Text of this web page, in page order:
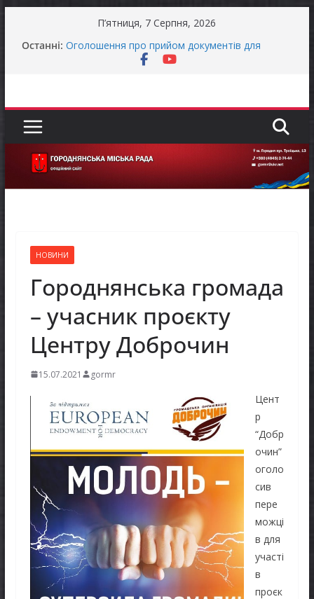
П’ятниця, 7 Серпня, 2026
Останні: Оголошення про прийом документів для
присудження Премії Кабінету Міністрів України
Продовжується реалізація програми «Діалог
Батьки майбутніх першокласників уже можуть
оформити «Пакунок школяра»
Останніми днями погода випробовує жителів
громади справжньою літньою спекою
НОВИНИ
Городнянська громада
– учасник проєкту
Центру Доброчин
15.07.2021 gormr
Цент
р
“Добр
очин”
оголо
сив
пере
можці
в для
участі
в
проєк